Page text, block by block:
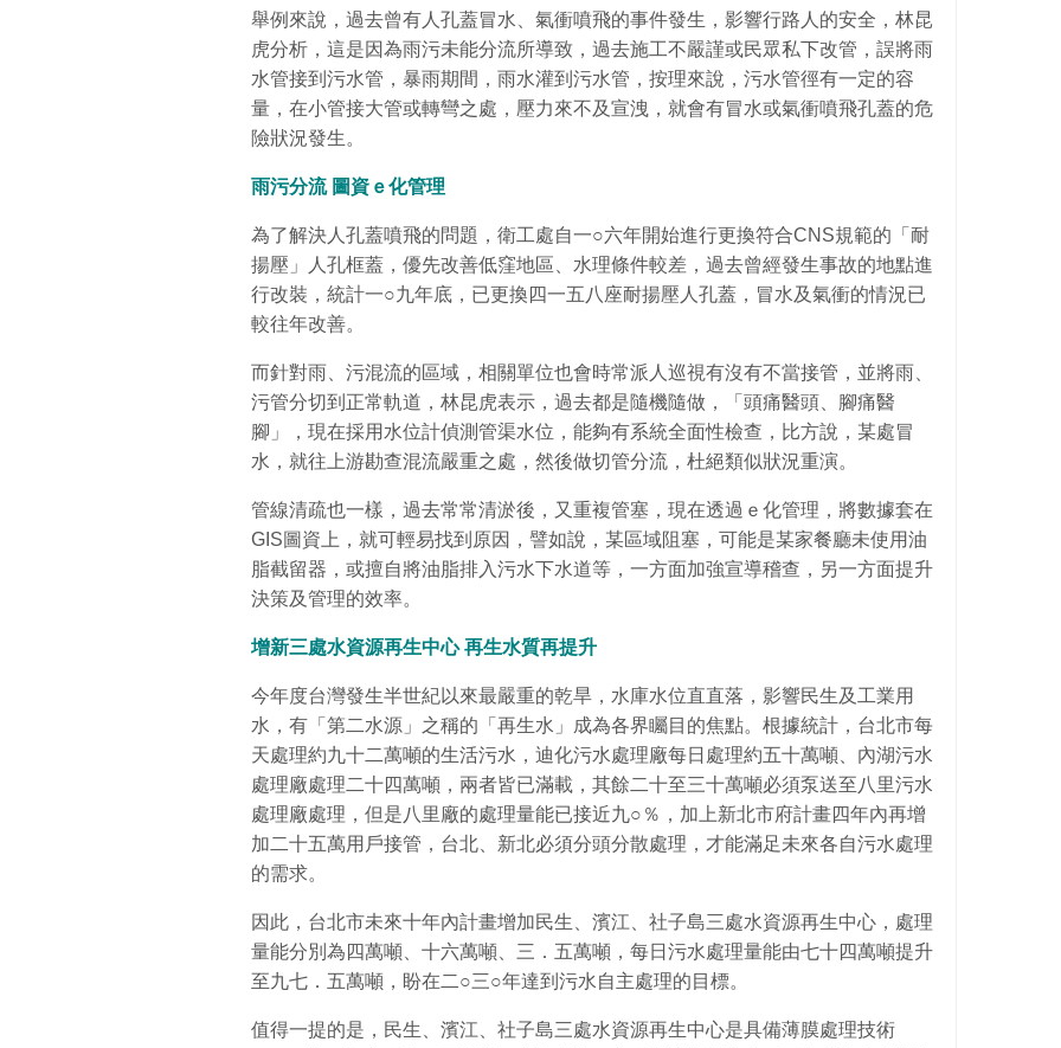
舉例來說，過去曾有人孔蓋冒水、氣衝噴飛的事件發生，影響行路人的安全，林昆
虎分析，這是因為雨污未能分流所導致，過去施工不嚴謹或民眾私下改管，誤將雨
水管接到污水管，暴雨期間，雨水灌到污水管，按理來說，污水管徑有一定的容
量，在小管接大管或轉彎之處，壓力來不及宣洩，就會有冒水或氣衝噴飛孔蓋的危
險狀況發生。
雨污分流 圖資ｅ化管理
為了解決人孔蓋噴飛的問題，衛工處自一○六年開始進行更換符合CNS規範的「耐
揚壓」人孔框蓋，優先改善低窪地區、水理條件較差，過去曾經發生事故的地點進
行改裝，統計一○九年底，已更換四一五八座耐揚壓人孔蓋，冒水及氣衝的情況已
較往年改善。
而針對雨、污混流的區域，相關單位也會時常派人巡視有沒有不當接管，並將雨、
污管分切到正常軌道，林昆虎表示，過去都是隨機隨做，「頭痛醫頭、腳痛醫
腳」，現在採用水位計偵測管渠水位，能夠有系統全面性檢查，比方說，某處冒
水，就往上游勘查混流嚴重之處，然後做切管分流，杜絕類似狀況重演。
管線清疏也一樣，過去常常清淤後，又重複管塞，現在透過ｅ化管理，將數據套在
GIS圖資上，就可輕易找到原因，譬如說，某區域阻塞，可能是某家餐廳未使用油
脂截留器，或擅自將油脂排入污水下水道等，一方面加強宣導稽查，另一方面提升
決策及管理的效率。
增新三處水資源再生中心再生水質再提升
今年度台灣發生半世紀以來最嚴重的乾旱，水庫水位直直落，影響民生及工業用
水，有「第二水源」之稱的「再生水」成為各界矚目的焦點。根據統計，台北市每
天處理約九十二萬噸的生活污水，迪化污水處理廠每日處理約五十萬噸、內湖污水
處理廠處理二十四萬噸，兩者皆已滿載，其餘二十至三十萬噸必須泵送至八里污水
處理廠處理，但是八里廠的處理量能已接近九○％，加上新北市府計畫四年內再增
加二十五萬用戶接管，台北、新北必須分頭分散處理，才能滿足未來各自污水處理
的需求。
因此，台北市未來十年內計畫增加民生、濱江、社子島三處水資源再生中心，處理
量能分別為四萬噸、十六萬噸、三．五萬噸，每日污水處理量能由七十四萬噸提升
至九七．五萬噸，盼在二○三○年達到污水自主處理的目標。
值得一提的是，民生、濱江、社子島三處水資源再生中心是具備薄膜處理技術